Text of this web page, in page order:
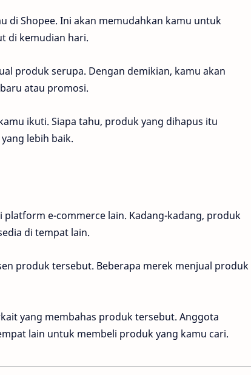
di Shopee. Ini akan memudahkan kamu untuk
di kemudian hari.
produk serupa. Dengan demikian, kamu akan
atau promosi.
ikuti. Siapa tahu, produk yang dihapus itu
lebih baik.
e-commerce lain. Kadang-kadang, produk
di tempat lain.
produk tersebut. Beberapa merek menjual produk
yang membahas produk tersebut. Anggota
lain untuk membeli produk yang kamu cari.